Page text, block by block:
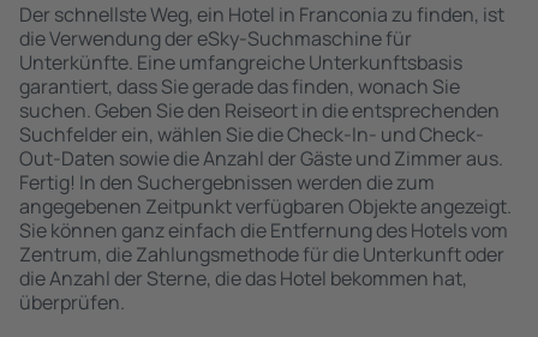
Der schnellste Weg, ein Hotel in Franconia zu finden, ist
die Verwendung der eSky-Suchmaschine für
Unterkünfte. Eine umfangreiche Unterkunftsbasis
garantiert, dass Sie gerade das finden, wonach Sie
suchen. Geben Sie den Reiseort in die entsprechenden
Suchfelder ein, wählen Sie die Check-In- und Check-
Out-Daten sowie die Anzahl der Gäste und Zimmer aus.
Fertig! In den Suchergebnissen werden die zum
angegebenen Zeitpunkt verfügbaren Objekte angezeigt.
Sie können ganz einfach die Entfernung des Hotels vom
Zentrum, die Zahlungsmethode für die Unterkunft oder
die Anzahl der Sterne, die das Hotel bekommen hat,
überprüfen.